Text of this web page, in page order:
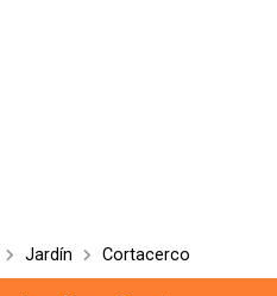
Jardín Cortacerco